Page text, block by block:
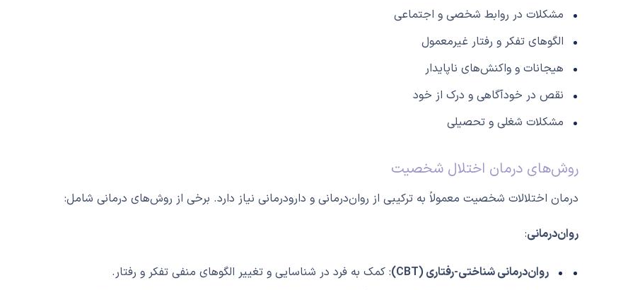
مشکلات در روابط شخصی و اجتماعی
الگوهای تفکر و رفتار غیرمعمول
هیجانات و واکنش‌های ناپایدار
نقص در خودآگاهی و درک از خود
مشکلات شغلی و تحصیلی
روش‌های درمان اختلال شخصیت
درمان اختلالات شخصیت معمولاً به ترکیبی از روان‌درمانی و دارودرمانی نیاز دارد. برخی از روش‌های درمانی شامل:
روان‌درمانی:
روان‌درمانی شناختی-رفتاری (CBT)
: کمک به فرد در شناسایی و تغییر الگوهای منفی تفکر و رفتار.